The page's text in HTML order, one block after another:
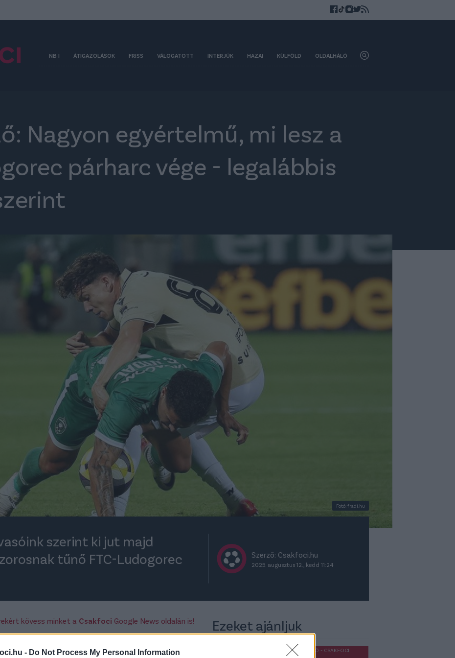
- Do Not Process My Personal Information
NB I ÁTIGAZOLÁSOK FRISS VÁLOGATOTT INTERJÚK HAZAI KÜLFÖLD OLDALHÁLÓ
Nagyon egyértelmű, mi lesz a
párharc vége - legalábbis
Fotó: fradi.hu
szerint ki jut majd
tűnő FTC-Ludogorec
Szerző: Csakfoci.hu
2025. augusztus 12., kedd 11:24
kövess minket a Csakfoci Google News oldalán is!
a
20.15-től a bolgár bajnok Ludogorecet
Ezeket ajánljuk
OLDALHÁLÓ - CSAKFOCI